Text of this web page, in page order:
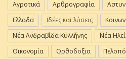
Αγροτικά Αρθρογραφία
Ελλαδα
Ιδέες και λύσεις
Νέα Ανδραβίδα Κυλλήνης
Νέα
Οικονομία
Ορθοδοξια